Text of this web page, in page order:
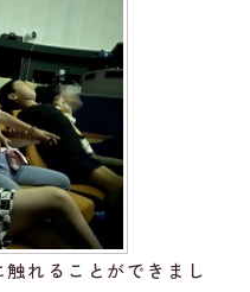
れることができまし